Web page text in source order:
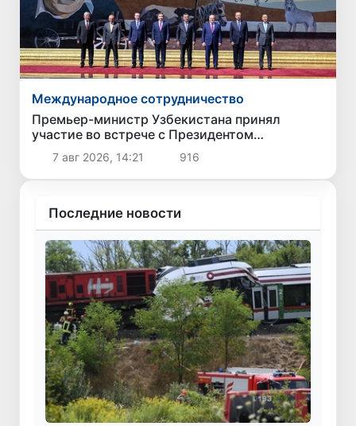
Международное сотрудничество
Премьер-министр Узбекистана принял
участие во встрече с Президентом
Кыргызстана в рамках мероприятий ЕАЭС
7 авг 2026, 14:21 916
Последние новости